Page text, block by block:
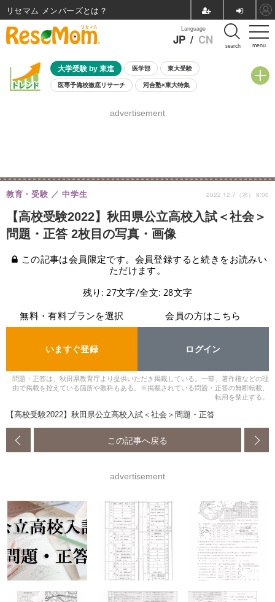
menu
Language
JP / CN search
大学受験 by 東進 医学部 東大受験
医専予備校徹底リサーチ 河合塾×東大特集
8月開催学校説明会・相談会
advertisement
【高校受験2022】秋田県公立高校入試＜社会＞
問題・正答 2枚目の写真・画像
教育・受験 中学生 2022.12.7（水） 9:00
この記事は会員限定です。会員登録すると続きをお読みい
ただけます。
残り: 27文字/全文: 28文字
無料・有料プランを選択
いますぐ登録
会員の方はこちら
ログイン
問題・正答は、秋田県教育庁より提供いただき掲載している。一部、著作権などの理
由で掲載を控えている箇所や教科もある。※掲載されている問題・正答の無断転載、
転用を禁止する。
【高校受験2022】秋田県公立高校入試＜社会＞問題・正答
この記事へ戻る
advertisement
リセマム メンバーズ